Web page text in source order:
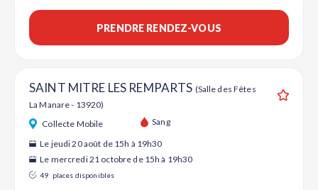
PRENDRE RENDEZ-VOUS
SAINT MITRE LES REMPARTS (Salle des Fêtes
La Manare - 13920)
Collecte Mobile Sang
Le jeudi 20 août de 15h à 19h30
Le mercredi 21 octobre de 15h à 19h30
49 places disponibles